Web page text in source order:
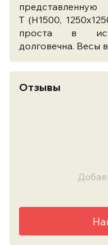
Т (Н1500,
проста в
долговечна. Весы
Отзывы